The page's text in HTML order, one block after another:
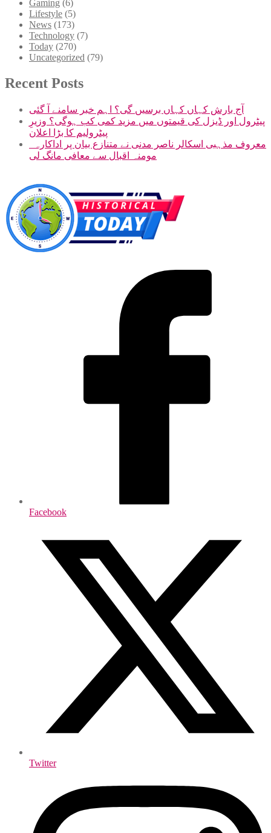
Gaming (6)
Lifestyle (5)
News (173)
Technology (7)
Today (270)
Uncategorized (79)
Recent Posts
آج بارش کہاں کہاں برسیں گی؟ اہم خبر سامنے آ گئی
پیٹرول اور ڈیزل کی قیمتوں میں مزید کمی کب ہوگی؟ وزیرِ
پیٹرولیم کا بڑا اعلان
مومنہ اقبال سے معافی مانگ لی
Facebook
Twitter